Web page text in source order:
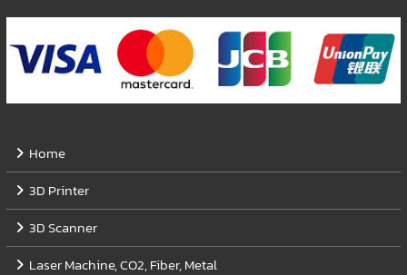
Home
3D Printer
3D Scanner
Laser Machine, CO2, Fiber, Metal